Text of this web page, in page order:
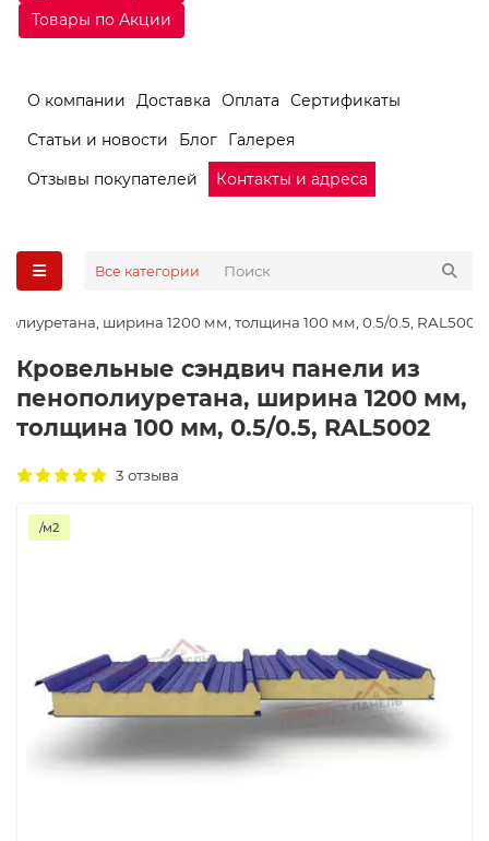
Товары по Акции
О компании Доставка Оплата
Сертификаты
Статьи и новости
Блог
Галерея
Отзывы покупателей
Контакты и адреса
Все категории
ширина 1200 мм, толщина 100 мм, 0.5/0.5, RAL5002
Кровельные сэндвич панели из
пенополиуретана, ширина 1200 мм,
толщина 100 мм, 0.5/0.5, RAL5002
3 отзыва
/м2